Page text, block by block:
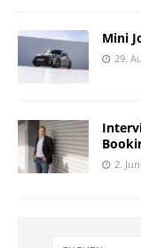
Mini
29.
2.